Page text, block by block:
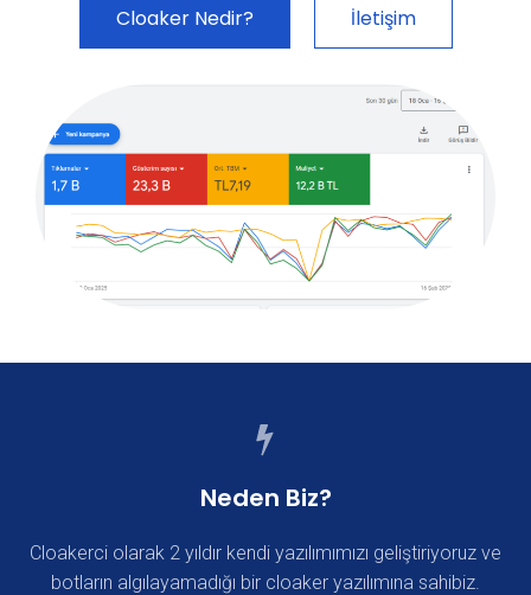
Cloaker Nedir? İletişim
Neden Biz?
Cloakerci olarak 2 yıldır kendi yazılımımızı geliştiriyoruz ve
botların algılayamadığı bir cloaker yazılımına sahibiz.